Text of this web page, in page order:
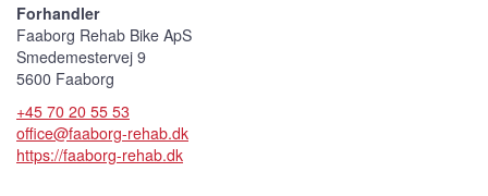
Forhandler
Faaborg Rehab Bike ApS
Smedemestervej 9
5600 Faaborg
+45 70 20 55 53
office@faaborg-rehab.dk
https://faaborg-rehab.dk